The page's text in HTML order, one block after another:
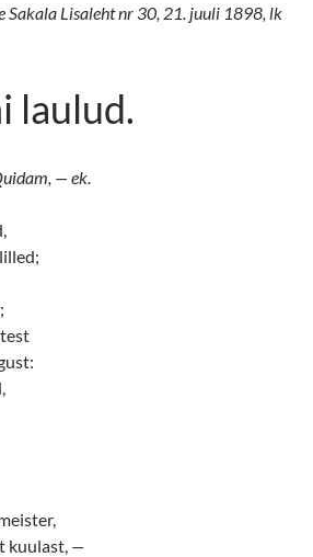
Sakala Lisaleht nr 30, 21. juuli 1898, lk
laulud.
— ek.
kuulast, —